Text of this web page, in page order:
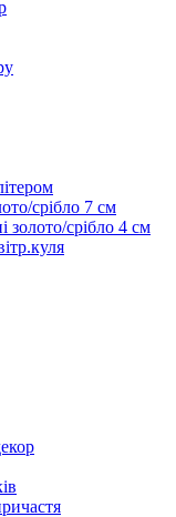
срібло 7 см
золото/срібло 4 см